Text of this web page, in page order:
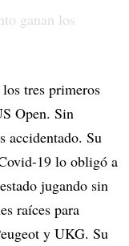
los tres primeros
Open. Sin
accidentado. Su
19 lo obligó a
jugando sin
raíces para
y UKG. Su